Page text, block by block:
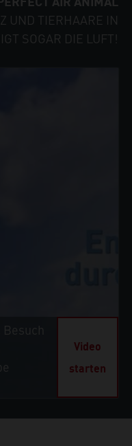
UND TIERHAARE IN
SOGAR DIE LUFT!
Video
starten